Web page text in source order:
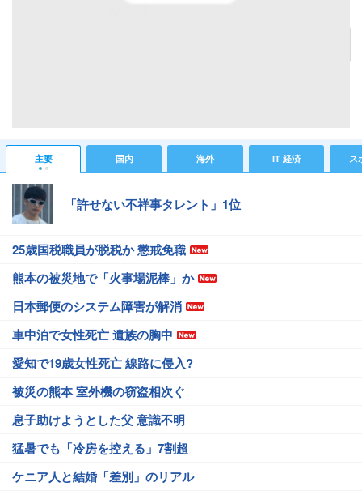
主要 国内 海外 IT 経済 ス
「許せない不祥事タレント」1位
25歳国税職員が脱税か 懲戒免職
熊本の被災地で「火事場泥棒」か
日本郵便のシステム障害が解消
車中泊で女性死亡 遺族の胸中
愛知で19歳女性死亡 線路に侵入?
被災の熊本 室外機の窃盗相次ぐ
息子助けようとした父 意識不明
猛暑でも「冷房を控える」7割超
ケニア人と結婚「差別」のリアル